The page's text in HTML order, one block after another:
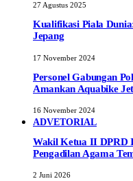
27 Agustus 2025
Kualifikasi Piala
Jepang
17 November 2024
Personel Gabungan
Amankan Aquabike
16 November 2024
ADVETORIAL
Wakil Ketua II DPRD
Pengadilan Agama
2 Juni 2026